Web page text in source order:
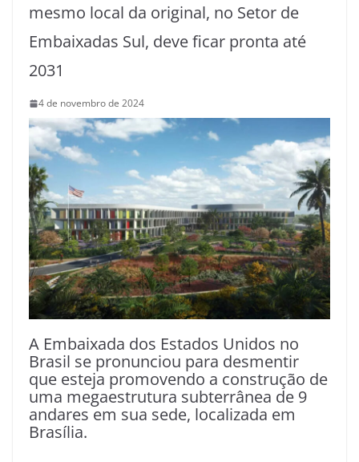
mesmo local da original, no Setor de
Embaixadas Sul, deve ficar pronta até
2031
4 de novembro de 2024
A Embaixada dos Estados Unidos no
Brasil se pronunciou para desmentir
que esteja promovendo a construção de
uma megaestrutura subterrânea de 9
andares em sua sede, localizada em
Brasília.